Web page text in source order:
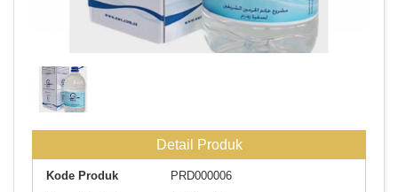
zam zam
Detail Produk
Kode Produk
PRD000006